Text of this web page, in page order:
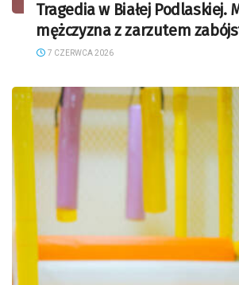
Tragedia w Białej Podlaskiej.
mężczyzna z zarzutem
7 CZERWCA 2026